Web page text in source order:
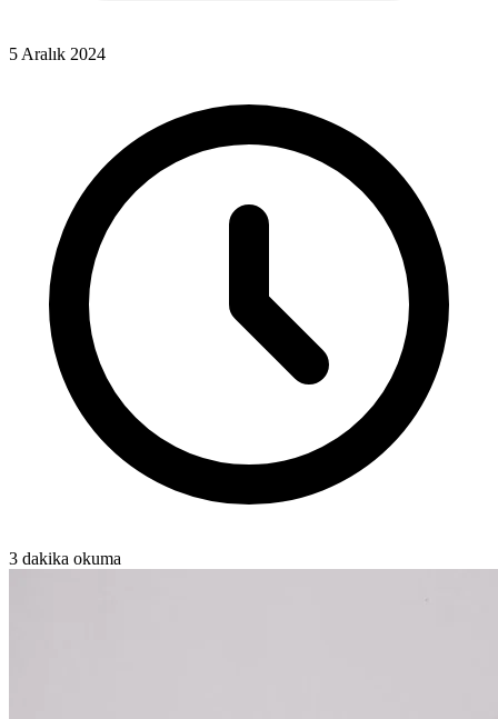
5 Aralık 2024
3 dakika okuma